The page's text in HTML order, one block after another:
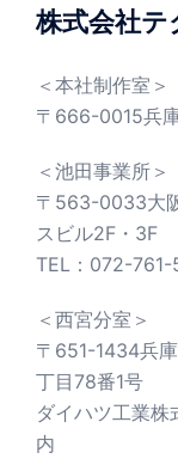
株式会社テ
＜本社制作室＞
〒666-0015兵
＜池田事業所＞
〒563-0033大
スビル2F・3F
TEL：072-
＜西宮分室＞
〒651-1434兵
丁目78番1号
ダイハツ工業
内